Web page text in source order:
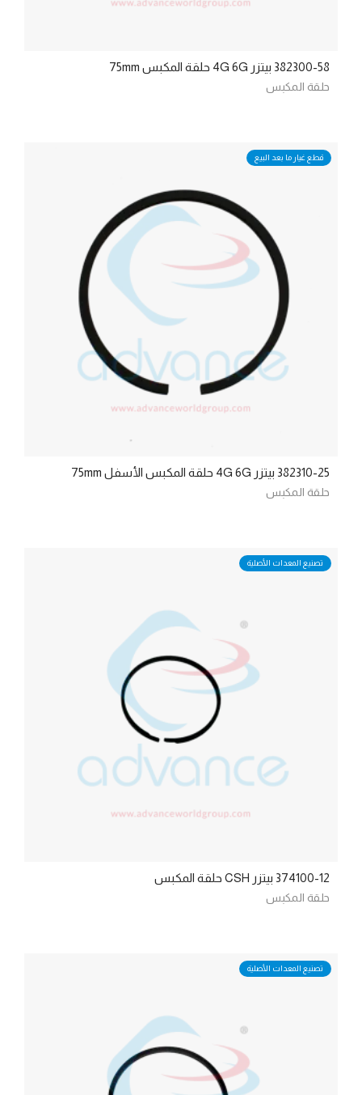
382300-58 بيتزر 4G 6G حلقة المكبس 75mm
حلقة المكبس
قطع غيار ما بعد البيع
382310-25 بيتزر 4G 6G حلقة المكبس الأسفل 75mm
حلقة المكبس
تصنيع المعدات الأصلية
374100-12 بيتزر CSH حلقة المكبس
حلقة المكبس
تصنيع المعدات الأصلية